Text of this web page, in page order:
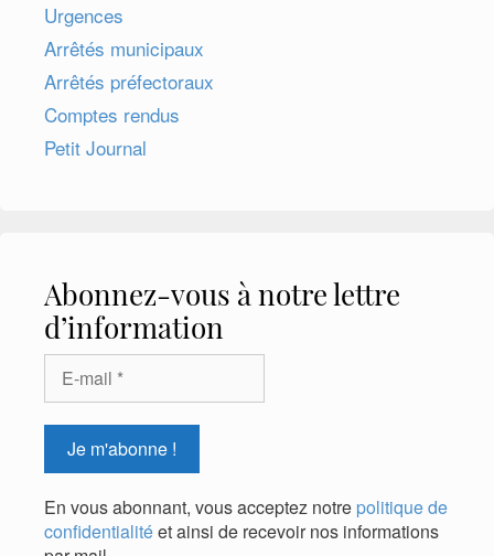
Urgences
Arrêtés municipaux
Arrêtés préfectoraux
Comptes rendus
Petit Journal
Abonnez-vous à notre lettre
d’information
En vous abonnant, vous acceptez notre politique de
confidentialitéet ainsi de recevoir nos informations